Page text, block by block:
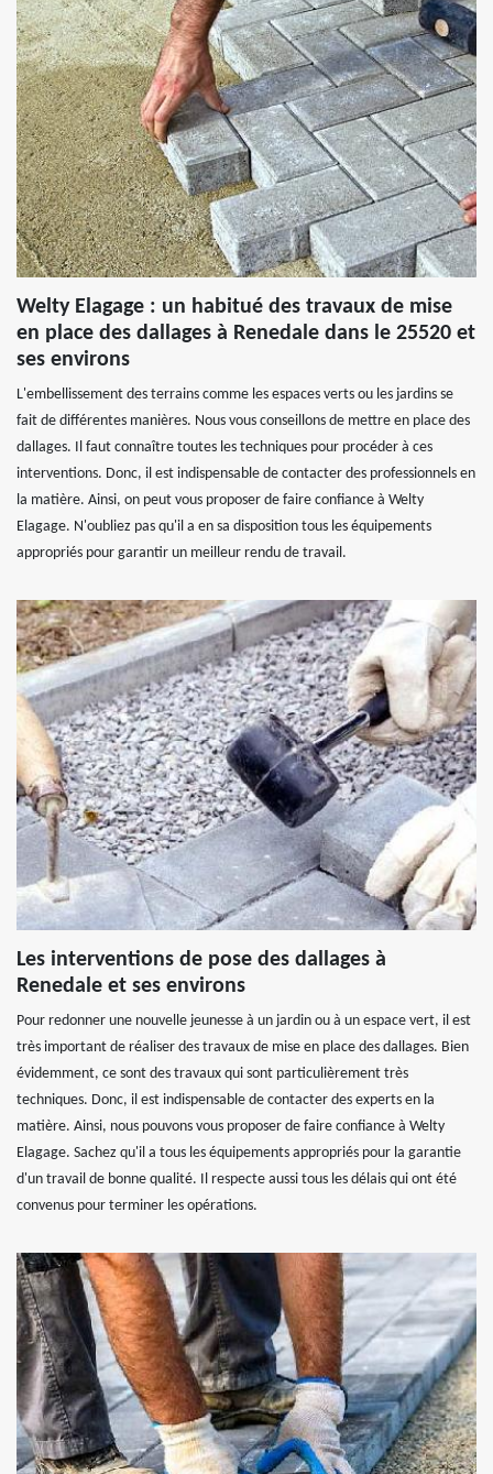
Welty Elagage : un habitué des travaux de mise
en place des dallages à Renedale dans le 25520 et
ses environs
L'embellissement des terrains comme les espaces verts ou les jardins se
fait de différentes manières. Nous vous conseillons de mettre en place des
dallages. Il faut connaître toutes les techniques pour procéder à ces
interventions. Donc, il est indispensable de contacter des professionnels en
la matière. Ainsi, on peut vous proposer de faire confiance à Welty
Elagage. N'oubliez pas qu'il a en sa disposition tous les équipements
appropriés pour garantir un meilleur rendu de travail.
Les interventions de pose des dallages à
Renedale et ses environs
Pour redonner une nouvelle jeunesse à un jardin ou à un espace vert, il est
très important de réaliser des travaux de mise en place des dallages. Bien
évidemment, ce sont des travaux qui sont particulièrement très
techniques. Donc, il est indispensable de contacter des experts en la
matière. Ainsi, nous pouvons vous proposer de faire confiance à Welty
Elagage. Sachez qu'il a tous les équipements appropriés pour la garantie
d'un travail de bonne qualité. Il respecte aussi tous les délais qui ont été
convenus pour terminer les opérations.